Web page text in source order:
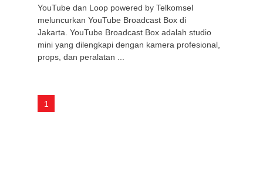
YouTube dan Loop powered by Telkomsel ​
meluncurkan YouTube Broadcast Box di
Jakarta. YouTube Broadcast Box adalah studio
mini yang dilengkapi dengan kamera profesional,
props, dan peralatan ...
1